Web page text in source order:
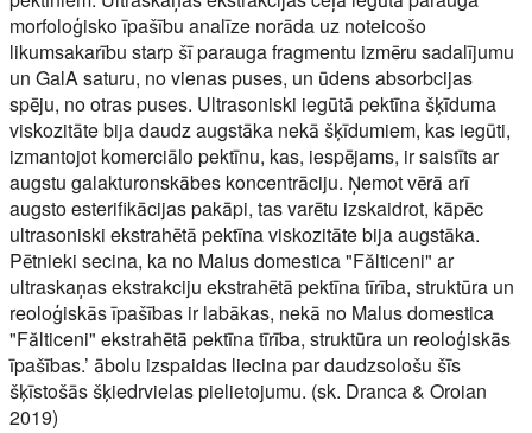
morfoloģisko īpašību analīze norāda uz noteicošo
likumsakarību starp šī parauga fragmentu izmēru sadalījumu
un GalA saturu, no vienas puses, un ūdens absorbcijas
spēju, no otras puses. Ultrasoniski iegūtā pektīna šķīduma
viskozitāte bija daudz augstāka nekā šķīdumiem, kas iegūti,
izmantojot komerciālo pektīnu, kas, iespējams, ir saistīts ar
augstu galakturonskābes koncentrāciju. Ņemot vērā arī
augsto esterifikācijas pakāpi, tas varētu izskaidrot, kāpēc
ultrasoniski ekstrahētā pektīna viskozitāte bija augstāka.
Pētnieki secina, ka no Malus domestica "Fălticeni" ar
ultraskaņas ekstrakciju ekstrahētā pektīna tīrība, struktūra un
reoloģiskās īpašības ir labākas, nekā no Malus domestica
"Fălticeni" ekstrahētā pektīna tīrība, struktūra un reoloģiskās
īpašības.’ ābolu izspaidas liecina par daudzsološu šīs
šķīstošās šķiedrvielas pielietojumu. (sk. Dranca & Oroian
2019)